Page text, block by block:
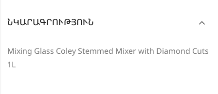
ՆԿԱՐԱԳՐՈՒԹՅՈՒՆ
Mixing Glass Coley Stemmed Mixer with Diamond Cuts
1L